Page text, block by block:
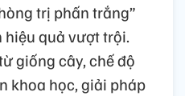
trị phấn trắng”
quả vượt trội.
giống cây, chế độ
khoa học, giải pháp